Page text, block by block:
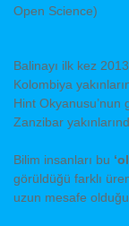
Open Science)
Balinayı ilk kez
Kolombiya
Hint Okyanusu’nun
Zanzibar
Bilim insanları bu
görüldüğü farklı
uzun mesafe